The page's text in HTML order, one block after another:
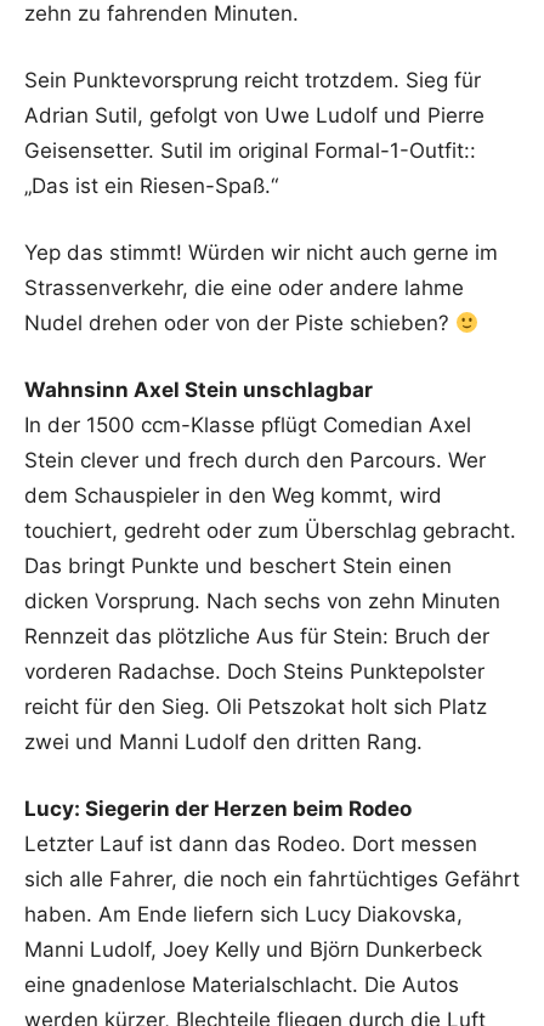
zehn zu fahrenden Minuten.
Sein Punktevorsprung reicht trotzdem. Sieg für
Adrian Sutil, gefolgt von Uwe Ludolf und Pierre
Geisensetter. Sutil im original Formal-1-Outfit::
„Das ist ein Riesen-Spaß.“
Yep das stimmt! Würden wir nicht auch gerne im
Strassenverkehr, die eine oder andere lahme
Nudel drehen oder von der Piste schieben?
Wahnsinn Axel Stein unschlagbar
In der 1500 ccm-Klasse pflügt Comedian Axel
Stein clever und frech durch den Parcours. Wer
dem Schauspieler in den Weg kommt, wird
touchiert, gedreht oder zum Überschlag gebracht.
Das bringt Punkte und beschert Stein einen
dicken Vorsprung. Nach sechs von zehn Minuten
Rennzeit das plötzliche Aus für Stein: Bruch der
vorderen Radachse. Doch Steins Punktepolster
reicht für den Sieg. Oli Petszokat holt sich Platz
zwei und Manni Ludolf den dritten Rang.
Lucy: Siegerin der Herzen beim Rodeo
Letzter Lauf ist dann das Rodeo. Dort messen
sich alle Fahrer, die noch ein fahrtüchtiges Gefährt
haben. Am Ende liefern sich Lucy Diakovska,
Manni Ludolf, Joey Kelly und Björn Dunkerbeck
eine gnadenlose Materialschlacht. Die Autos
werden kürzer, Blechteile fliegen durch die Luft